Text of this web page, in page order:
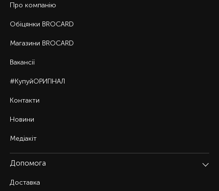
Про компанію
Обіцянки BROCARD
Магазини BROCARD
Вакансії
#КупуйОРИГІНАЛ
Контакти
Новини
Медіакіт
Допомога
Доставка